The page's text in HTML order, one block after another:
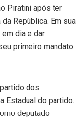
Piratini após ter
República. Em sua
em dia e dar
primeiro mandato.
dos
Estadual do partido.
deputado